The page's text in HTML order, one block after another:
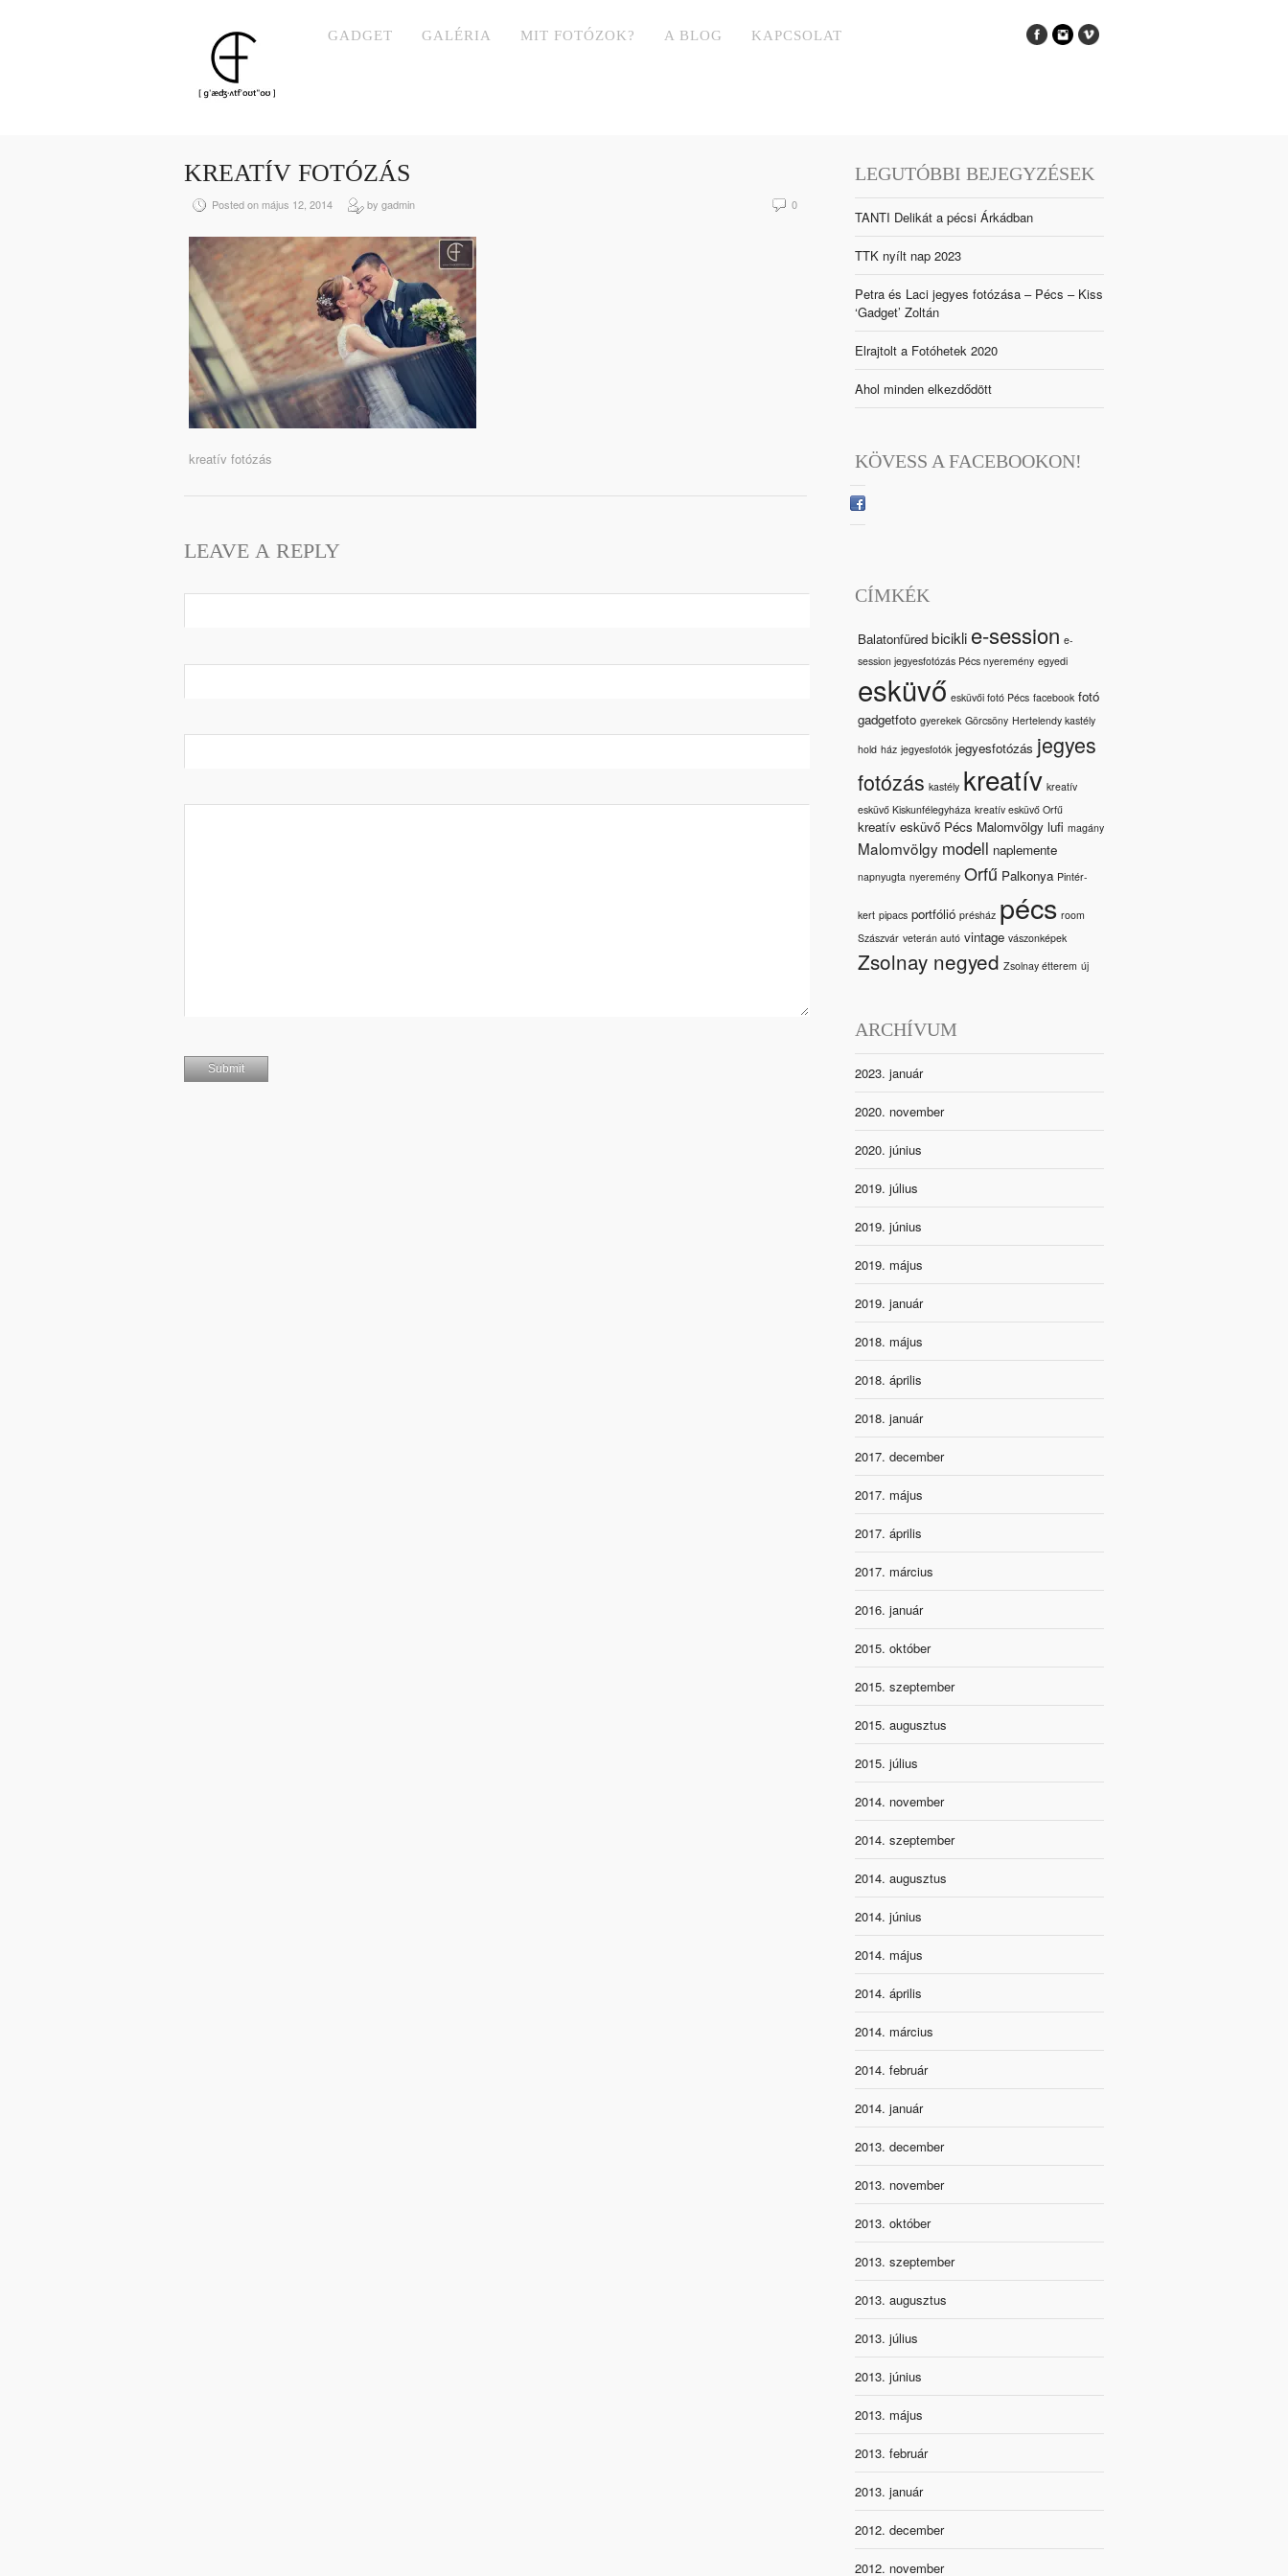
GADGET GALÉRIA MIT FOTÓZOK? A BLOG KAPCSOLAT
KREATÍV FOTÓZÁS
Posted on május 12, 2014 by gadmin 0
kreatív fotózás
LEAVE A REPLY
LEGUTÓBBI BEJEGYZÉSEK
TANTI Delikát a pécsi Árkádban
TTK nyílt nap 2023
Petra és Laci jegyes fotózása – Pécs – Kiss
‘Gadget’ Zoltán
Elrajtolt a Fotóhetek 2020
Ahol minden elkezdődött
KÖVESS A FACEBOOKON!
CÍMKÉK
Balatonfüred bicikli e-session e-
session jegyesfotózás Pécs nyeremény egyedi
esküvő esküvői fotó Pécs facebook fotó
gadgetfoto gyerekek Görcsöny Hertelendy kastély
hold ház jegyesfotók jegyesfotózás jegyes
fotózás kastély kreatív kreatív
esküvő Kiskunfélegyháza kreatív esküvő Orfű
kreatív esküvő Pécs Malomvölgy lufi magány
Malomvölgy modell naplemente
napnyugta nyeremény Orfű Palkonya Pintér-
kert pipacs portfólió présház pécs room
Szászvár veterán autó vintage vászonképek
Zsolnay negyed Zsolnay étterem új
ARCHÍVUM
2023. január
2020. november
2020. június
2019. július
2019. június
2019. május
2019. január
2018. május
2018. április
2018. január
2017. december
2017. május
2017. április
2017. március
2016. január
2015. október
2015. szeptember
2015. augusztus
2015. július
2014. november
2014. szeptember
2014. augusztus
2014. június
2014. május
2014. április
2014. március
2014. február
2014. január
2013. december
2013. november
2013. október
2013. szeptember
2013. augusztus
2013. július
2013. június
2013. május
2013. február
2013. január
2012. december
2012. november